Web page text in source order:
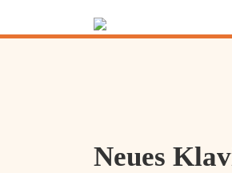
Neues